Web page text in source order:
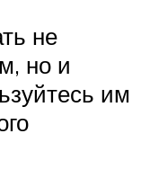
не
но и
им